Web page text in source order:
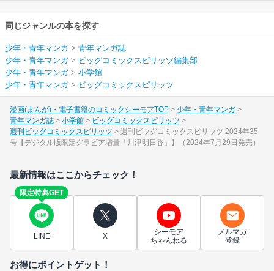
同じジャンルの本を探す
少年・青年マンガ> 青年マンガ誌
少年・青年マンガ> ビッグコミックスピリッツ編集部
少年・青年マンガ> 小学館
少年・青年マンガ> ビッグコミックスピリッツ
漫画(まんが)・電子書籍のコミックシーモアTOP
少年・青年マンガ
青年マンガ誌
小学館
ビッグコミックスピリッツ
週刊ビッグコミックスピリッツ
週刊ビッグコミックスピリッツ 2024年35
号【デジタル版限定グラビア増量「川津明日香」】（2024年7月29日発売）
最新情報はここからチェック！
限定特典GET
LINE X
シーモア
ちゃんねる
メルマガ
登録
お得にポイントゲット！